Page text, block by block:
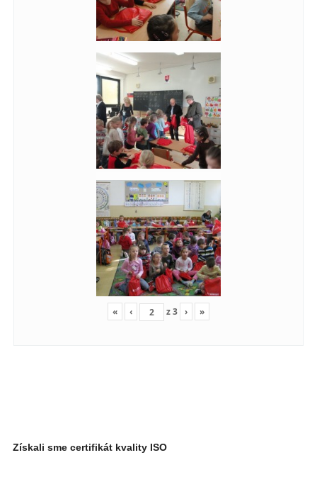
« ‹ z3 › »
Získali sme certifikát kvality ISO